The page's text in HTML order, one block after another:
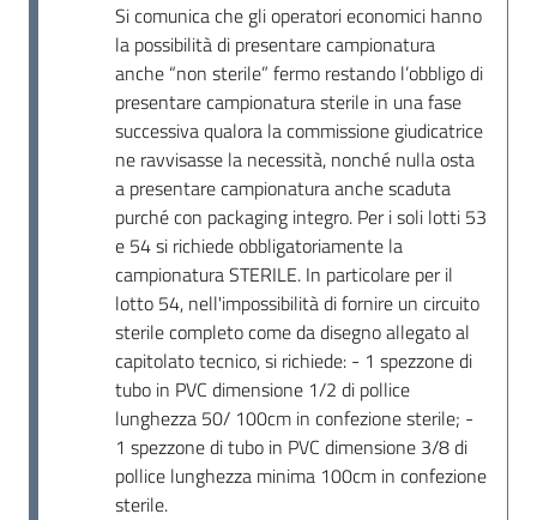
Si comunica che gli operatori economici hanno
la possibilità di presentare campionatura
anche “non sterile” fermo restando l’obbligo di
presentare campionatura sterile in una fase
successiva qualora la commissione giudicatrice
ne ravvisasse la necessità, nonché nulla osta
a presentare campionatura anche scaduta
purché con packaging integro. Per i soli lotti 53
e 54 si richiede obbligatoriamente la
campionatura STERILE. In particolare per il
lotto 54, nell'impossibilità di fornire un circuito
sterile completo come da disegno allegato al
capitolato tecnico, si richiede: - 1 spezzone di
tubo in PVC dimensione 1/2 di pollice
lunghezza 50/ 100cm in confezione sterile; -
1 spezzone di tubo in PVC dimensione 3/8 di
pollice lunghezza minima 100cm in confezione
sterile.